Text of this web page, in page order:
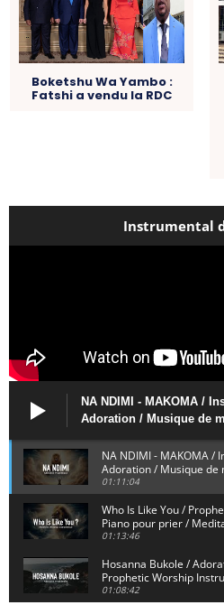
Boketshu Wa Yambo :
Fatshi a vendu la RDC
Instrumental
NA NDIMI - MAKOMA /
Adoration / Musique de
NA NDIMI - MAKOMA /
Adoration / Musique de
01:11:04
Who Is Like You /
Piano pour prier /
01:13:46
Hosanna Bukole /
Prophetic Worship
01:08:42